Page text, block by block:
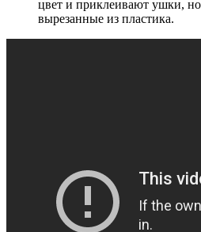
цвет и приклеивают ушки,
вырезанные из пластика.